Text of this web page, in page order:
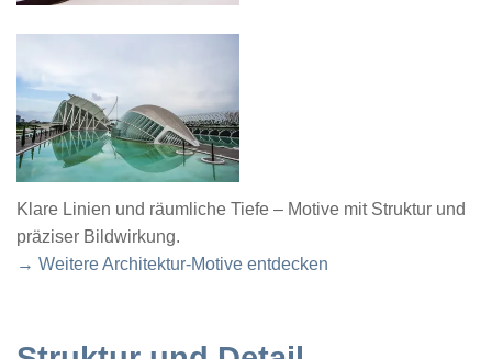
Klare Linien und räumliche Tiefe – Motive mit Struktur und
präziser Bildwirkung.
→ Weitere Architektur-Motive entdecken